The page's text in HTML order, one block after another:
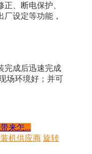
、断电保护、
设定等功能，
完成后迅速完成
场环境好；并可
来怎...
机供应商 旋转